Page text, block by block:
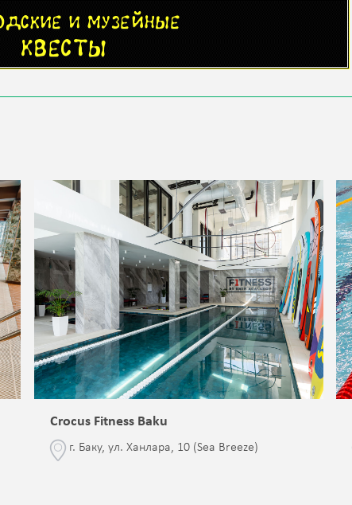
Crocus Fitness Baku
г. Баку, ул. Ханлара, 10 (Sea Breeze)